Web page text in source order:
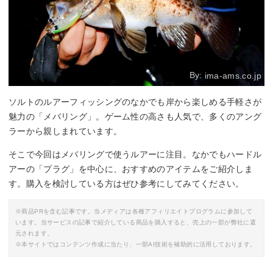
By: ima-ams.co.jp
ソルトのルアーフィッシングのなかでも岸から楽しめる手軽さが
魅力の「メバリング」。ゲーム性の高さも人気で、多くのアング
ラーから親しまれています。
そこで今回はメバリングで使うルアーに注目。なかでもハードル
アーの「プラグ」を中心に、おすすめのアイテムをご紹介しま
す。購入を検討している方はぜひ参考にしてみてください。
※商品PRを含む記事です。当メディアは各種アフィリエイトプログラムに参加して
います。当サービスの記事で紹介している商品を購入すると、売上の一部が弊社に還
元されます。
※本サイトではコンテンツ作成に当たり、一部AI技術を補助的に活用しております。